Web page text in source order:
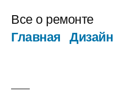
содержимому
Все о ремонте
Главная Дизайн